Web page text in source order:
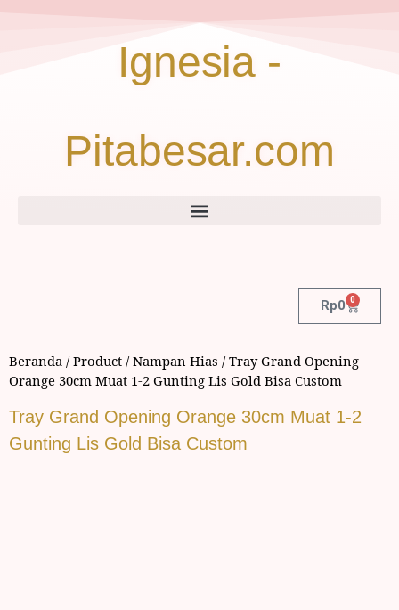
Ignesia -
Pitabesar.com
Rp0 0
Beranda /Product /Nampan Hias / Tray Grand Opening
Orange 30cm Muat 1-2 Gunting Lis Gold Bisa Custom
Tray Grand Opening Orange 30cm Muat 1-2
Gunting Lis Gold Bisa Custom